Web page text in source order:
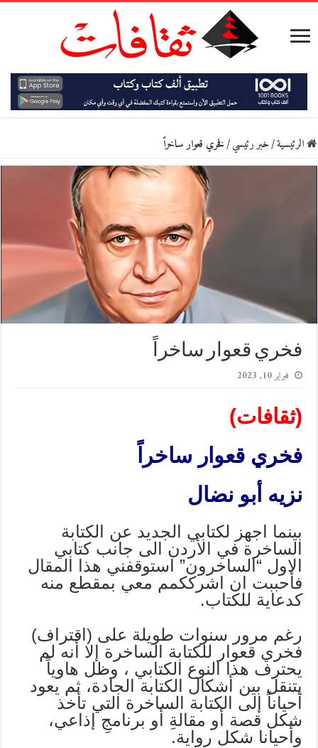
الرئيسية/خبر رئيسي/فخري قعوار ساخراً
فخري قعوار ساخراً
فبراير 10, 2023
(ثقافات)
فخري قعوار ساخراً
نزيه أبو نضال
بينما اجهز لكتابي الجديد عن الكتابة
الساخرة في الأردن الى جانب كتابي
الاول “الساخرون” استوقفني هذا المقال
فأحببت ان اشرككمم معي بمقطع منه
كدعاية للكتاب.
رغم مرور سنوات طويلة على (اقتراف)
فخري قعوار للكتابة الساخرة إلا أنه لم
يحترف هذا النوع الكتابي ، وظل هاوياً
يتنقل بين أشكال الكتابة الجادة، ثم يعود
أحياناً إلى الكتابة الساخرة التي تأخذ
شكل قصة أو مقالةِ أو برنامجِ إذاعي،
وأحيانا شكل رواية.